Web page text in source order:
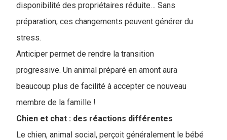
disponibilité des propriétaires réduite… Sans
préparation, ces changements peuvent générer du
stress.
Anticiper permet de rendre la transition
progressive. Un animal préparé en amont aura
beaucoup plus de facilité à accepter ce nouveau
membre de la famille !
Chien et chat : des réactions différentes
Le chien, animal social, perçoit généralement le bébé